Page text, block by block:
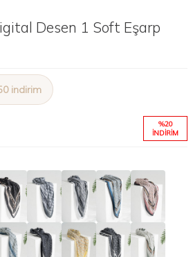
Desen 1 Soft Eşarp
indirim
%20
İNDIRIM